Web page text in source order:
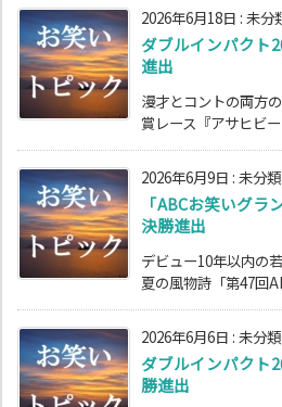
2026年6月18日 : 未分
ダブルインパクト
進出
漫才とコントの両方
賞レース『アサヒビ
2026年6月9日 : 未分類
「ABCお笑いグ
決勝進出
デビュー10年以内の
夏の風物詩「第47回
2026年6月6日 : 未分類
ダブルインパクト
勝進出